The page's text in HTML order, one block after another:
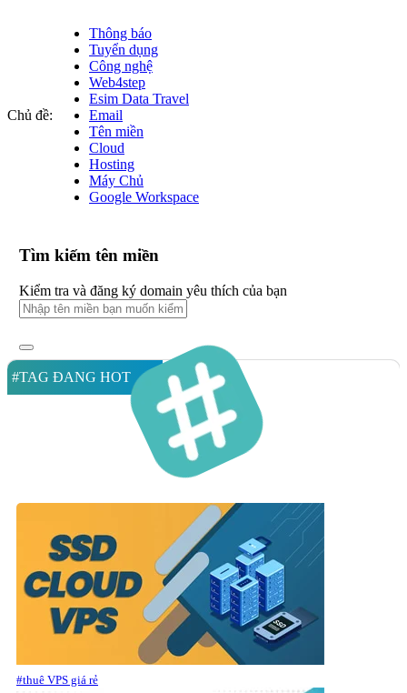
Chủ đề:
Thông báo
Tuyển dụng
Công nghệ
Web4step
Esim Data Travel
Email
Tên miền
Cloud
Hosting
Máy Chủ
Google Workspace
Tìm kiếm tên miền
Kiểm tra và đăng ký domain yêu thích của bạn
#TAG ĐANG HOT
#thuê VPS giá rẻ